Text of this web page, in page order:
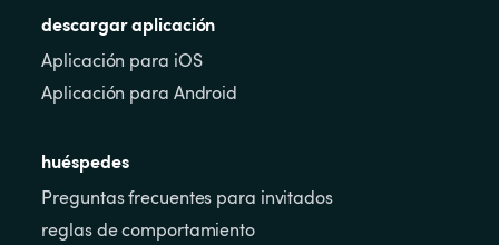
descargar aplicación
Aplicación para iOS
Aplicación para Android
huéspedes
Preguntas frecuentes para invitados
reglas de comportamiento